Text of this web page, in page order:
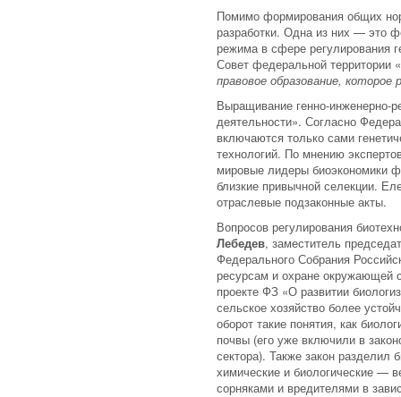
Помимо формирования общих
разработки. Одна из них — это
режима в сфере регулирования
Совет федеральной территории
правовое образование,
Выращивание генно-инженерно-
деятельности». Согласно
включаются только сами
технологий. По мнению
мировые лидеры биоэкономики
близкие привычной селекции.
отраслевые подзаконные акты.
Вопросов регулирования
Лебедев, заместитель
Федерального Собрания
ресурсам и охране окружающей
проекте ФЗ «О развитии
сельское хозяйство более
оборот такие понятия, как
почвы (его уже включили в
сектора). Также закон разделил
химические и биологические —
сорняками и вредителями в